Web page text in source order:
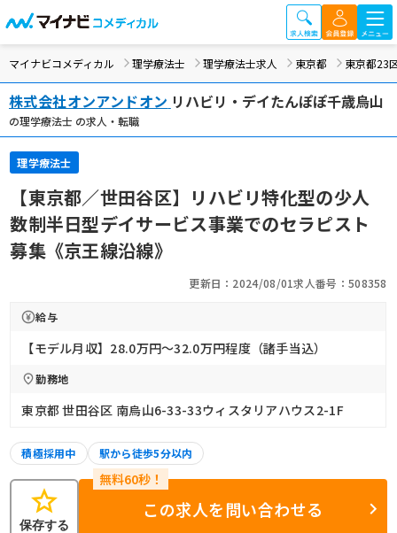
マイナビコメディカル 理学療法士 理学療法士求人 東京都 東京都23
株式会社オンアンドオン リハビリ・デイたんぽぽ千歳烏山
の理学療法士 の求人・転職
理学療法士
【東京都／世田谷区】リハビリ特化型の少人
数制半日型デイサービス事業でのセラピスト
募集《京王線沿線》
更新日：2024/08/01求人番号：508358
給与
【モデル月収】28.0万円〜32.0万円程度（諸手当込）
勤務地
東京都 世田谷区 南烏山6-33-33ウィスタリアハウス2-1F
積極採用中 駅から徒歩5分以内
star
保存する
この求人を問い合わせる